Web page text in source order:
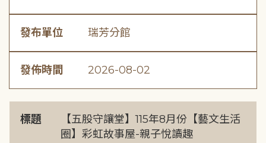
發布單位 瑞芳分館
發佈時間 2026-08-02
標題
【五股守讓堂】115年8月份【藝文生活
圈】彩虹故事屋-親子悅讀趣